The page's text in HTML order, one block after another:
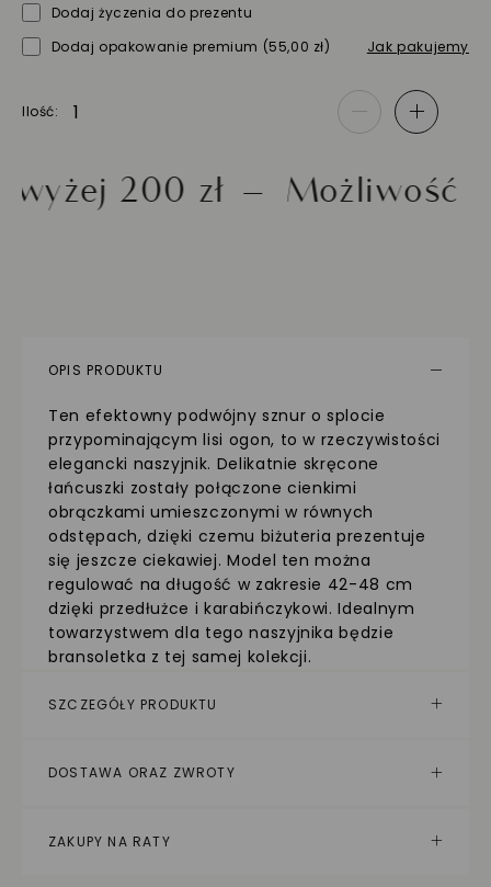
Dodaj życzenia do prezentu
Dodaj opakowanie premium (55,00 zł) Jak pakujemy
Ilość - +
200 zł Możliwość
OPIS PRODUKTU
Ten efektowny podwójny sznur o splocie
przypominającym lisi ogon, to w rzeczywistości
elegancki naszyjnik. Delikatnie skręcone
łańcuszki zostały połączone cienkimi
obrączkami umieszczonymi w równych
odstępach, dzięki czemu biżuteria prezentuje
się jeszcze ciekawiej. Model ten można
regulować na długość w zakresie 42-48 cm
dzięki przedłużce i karabińczykowi. Idealnym
towarzystwem dla tego naszyjnika będzie
bransoletka z tej samej kolekcji.
SZCZEGÓŁY PRODUKTU
DOSTAWA ORAZ ZWROTY
ZAKUPY NA RATY